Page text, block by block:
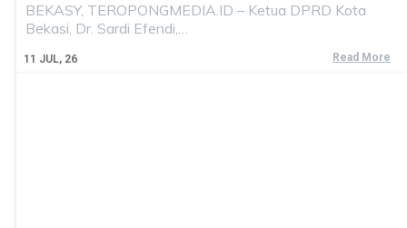
11 JUL, 26
BEKASY, TEROPONGMEDIA.ID – Ketua DPRD Kota
Bekasi, Dr. Sardi Efendi,…
Read More